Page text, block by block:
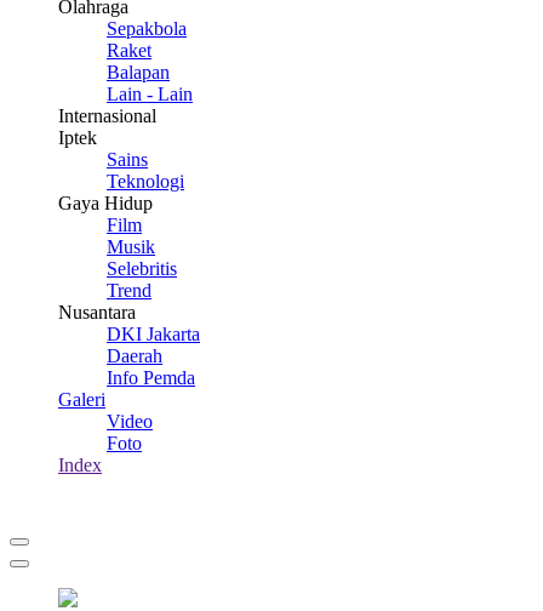
Olahraga
Sepakbola
Raket
Balapan
Lain - Lain
Internasional
Iptek
Sains
Teknologi
Gaya Hidup
Film
Musik
Selebritis
Trend
Nusantara
DKI Jakarta
Daerah
Info Pemda
Galeri
Video
Foto
Index